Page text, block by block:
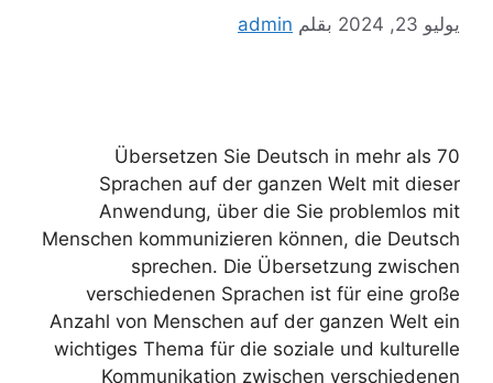
يوليو 23, 2024 بقلم admin
Übersetzen Sie Deutsch in mehr als 70
Sprachen auf der ganzen Welt mit dieser
Anwendung, über die Sie problemlos mit
Menschen kommunizieren können, die Deutsch
sprechen. Die Übersetzung zwischen
verschiedenen Sprachen ist für eine große
Anzahl von Menschen auf der ganzen Welt ein
wichtiges Thema für die soziale und kulturelle
Kommunikation zwischen verschiedenen